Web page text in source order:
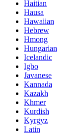
Haitian
Hausa
Hawaiian
Hebrew
Hmong
Hungarian
Icelandic
Igbo
Javanese
Kannada
Kazakh
Khmer
Kurdish
Kyrgyz
Latin